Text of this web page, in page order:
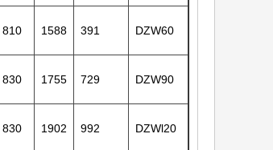
810 1588 391 DZW60
830 1755 729 DZW90
830 1902 992 DZWl20